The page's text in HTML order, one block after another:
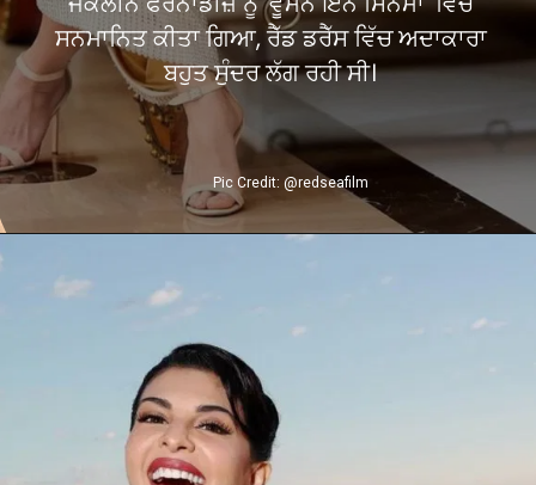
ਸਨਮਾਨਿਤ ਕੀਤਾ ਗਿਆ, ਰੈੱਡ ਡਰੈੱਸ ਵਿੱਚ ਅਦਾਕਾਰਾ
ਬਹੁਤ ਸੁੰਦਰ ਲੱਗ ਰਹੀ ਸੀ।
Pic Credit: @redseafilm